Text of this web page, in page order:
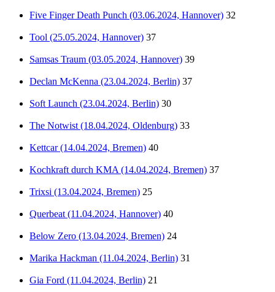
Five Finger Death Punch (03.06.2024, Hannover) 32
Tool (25.05.2024, Hannover) 37
Samsas Traum (03.05.2024, Hannover) 39
Declan McKenna (23.04.2024, Berlin) 37
Soft Launch (23.04.2024, Berlin) 30
The Notwist (18.04.2024, Oldenburg) 33
Kettcar (14.04.2024, Bremen) 40
Kochkraft durch KMA (14.04.2024, Bremen) 37
Trixsi (13.04.2024, Bremen) 25
Querbeat (11.04.2024, Hannover) 40
Below Zero (13.04.2024, Bremen) 24
Marika Hackman (11.04.2024, Berlin) 31
Gia Ford (11.04.2024, Berlin) 21